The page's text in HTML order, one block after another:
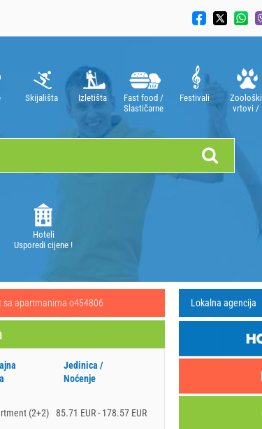
Skijališta Izletišta
Fast food /
Slastičarne
Festivali
Zoološki
vrtovi /
Hoteli
Usporedi cijene !
sa apartmanima o454806
Jedinica /
Noćenje
(2+2) 85.71 EUR - 178.57 EUR
Lokalna agencija